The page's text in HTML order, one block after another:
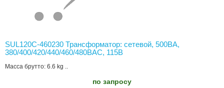
SUL120C-460230 Трансформатор: сетевой, 500ВА,
380/400/420/440/460/480ВAC, 115В
Масса брутто: 6.6 kg ..
по запросу